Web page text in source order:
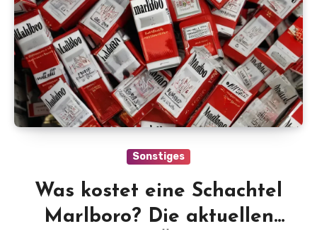
Sonstiges
Was kostet eine Schachtel
Marlboro? Die aktuellen